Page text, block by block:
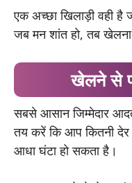
एक अच्छा खिलाड़ी वही है
जब मन शांत हो, तब खेलना
खेलने से
सबसे आसान जिम्मेदार
तय करें कि आप कितनी
आधा घंटा हो सकता है।